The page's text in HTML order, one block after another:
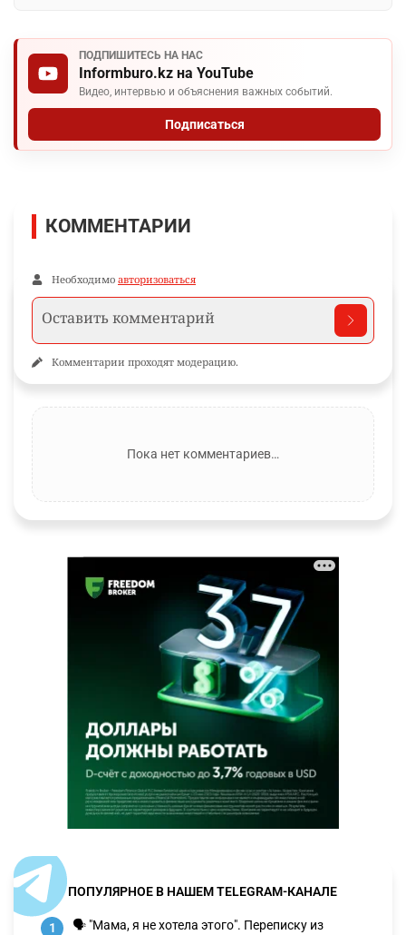
ПОДПИШИТЕСЬ НА НАС
Informburo.kz на YouTube
Видео, интервью и объяснения важных событий.
Подписаться
КОММЕНТАРИИ
Необходимо авторизоваться
Комментарии проходят модерацию.
Пока нет комментариев…
ПОПУЛЯРНОЕ В НАШЕМ TELEGRAM-КАНАЛЕ
1 🗣 "Мама, я не хотела этого". Переписку из